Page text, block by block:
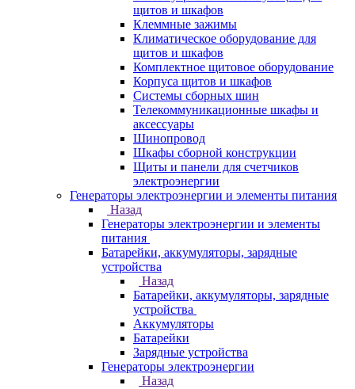
щитов и шкафов
Клеммные зажимы
Климатическое оборудование для
щитов и шкафов
Комплектное щитовое оборудование
Корпуса щитов и шкафов
Системы сборных шин
Телекоммуникационные шкафы и
аксессуары
Шинопровод
Шкафы сборной конструкции
Щиты и панели для счетчиков
электроэнергии
Генераторы электроэнергии и элементы питания
Назад
Генераторы электроэнергии и элементы
питания
Батарейки, аккумуляторы, зарядные
устройства
Назад
Батарейки, аккумуляторы, зарядные
устройства
Аккумуляторы
Батарейки
Зарядные устройства
Генераторы электроэнергии
Назад